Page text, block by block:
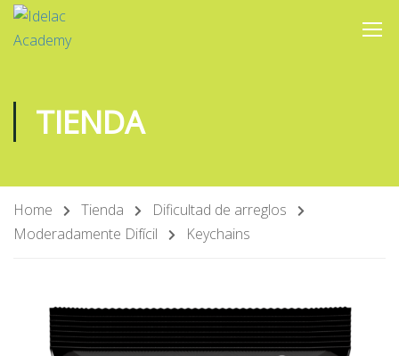
TIENDA
Home Tienda
Dificultad de arreglos
Moderadamente Difícil
Keychains